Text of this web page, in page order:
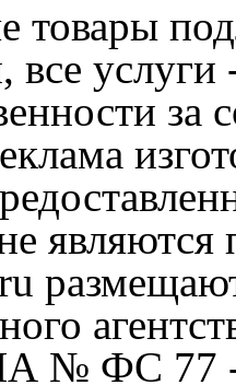
товары
все
№ ФС 77 -